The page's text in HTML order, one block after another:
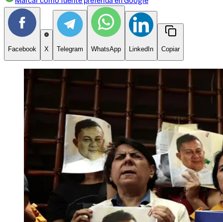
Facebook X Telegram WhatsApp LinkedIn Copiar